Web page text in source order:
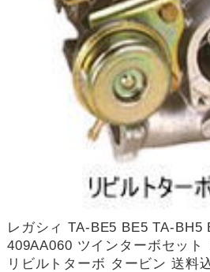
レガシィ TA-BE5 BE5 TA-BH5
409AA060 ツインターボセット
リビルトターボ タービン 送料